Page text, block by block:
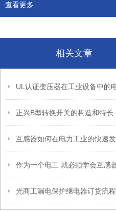
查看更多
相关文章
正兴B型转换开关的构造和特长
光商工漏电保护继电器订货流程